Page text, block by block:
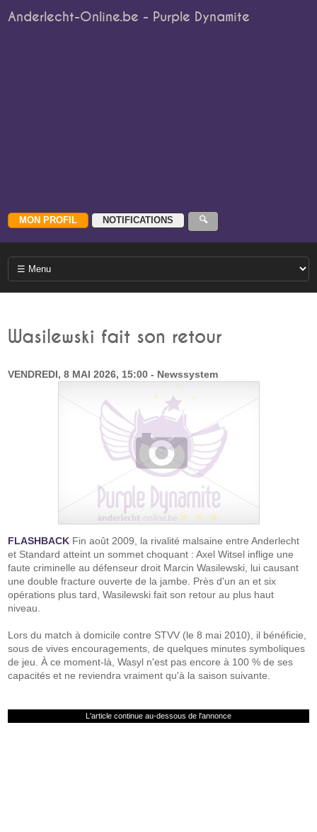
Anderlecht-Online.be - Purple Dynamite
Wasilewski fait son retour
VENDREDI, 8 MAI 2026, 15:00 - Newssystem
FLASHBACK Fin août 2009, la rivalité malsaine entre Anderlecht
et Standard atteint un sommet choquant : Axel Witsel inflige une
faute criminelle au défenseur droit Marcin Wasilewski, lui causant
une double fracture ouverte de la jambe. Près d'un an et six
opérations plus tard, Wasilewski fait son retour au plus haut
niveau.
Lors du match à domicile contre STVV (le 8 mai 2010), il bénéficie,
sous de vives encouragements, de quelques minutes symboliques
de jeu. À ce moment-là, Wasyl n'est pas encore à 100 % de ses
capacités et ne reviendra vraiment qu'à la saison suivante.
L'article continue au-dessous de l'annonce